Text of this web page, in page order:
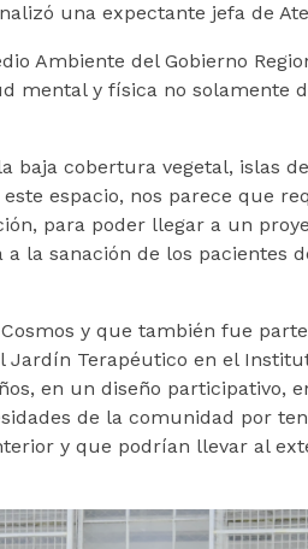
una expectante jefa de
Ambiente del Gobierno
mental y física no solamente
baja cobertura vegetal, islas
espacio, nos parece que
para poder llegar a un
la sanación de los pacientes
y que también fue
Terapéutico en el
en un diseño participativo,
de la comunidad por
y que podrían llevar al